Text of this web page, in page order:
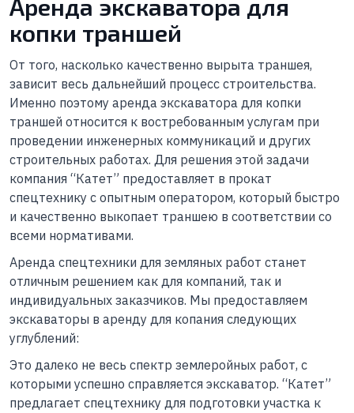
Аренда экскаватора для
копки траншей
От того, насколько качественно вырыта траншея,
зависит весь дальнейший процесс строительства.
Именно поэтому аренда экскаватора для копки
траншей относится к востребованным услугам при
проведении инженерных коммуникаций и других
строительных работах. Для решения этой задачи
компания “Катет” предоставляет в прокат
спецтехнику с опытным оператором, который быстро
и качественно выкопает траншею в соответствии со
всеми нормативами.
Аренда спецтехники для земляных работ станет
отличным решением как для компаний, так и
индивидуальных заказчиков. Мы предоставляем
экскаваторы в аренду для копания следующих
углублений:
Это далеко не весь спектр землеройных работ, с
которыми успешно справляется экскаватор. “Катет”
предлагает спецтехнику для подготовки участка к